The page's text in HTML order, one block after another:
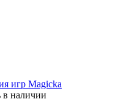
игр Magicka
в наличии